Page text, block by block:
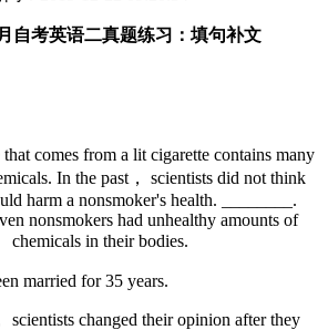
自考英语二真题练习：填句补文
comes from a lit cigarette contains many
In the past， scientists did not think
harm a nonsmoker's health. ________.
nonsmokers had unhealthy amounts of
in their bodies.
married for 35 years.
scientists changed their opinion after they